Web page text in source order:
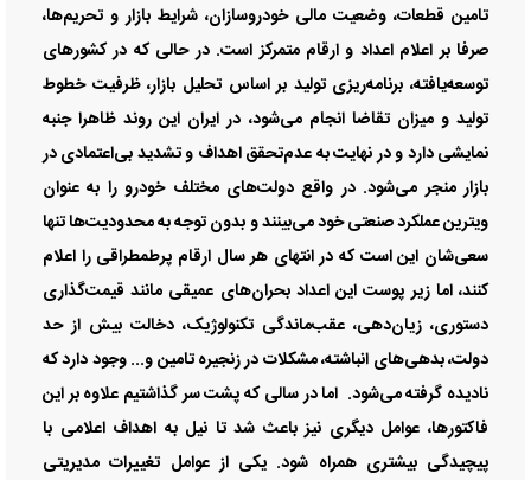
تامین قطعات، وضعیت مالی خودروسازان، شرایط بازار و تحریم‌‌‌ها،
صرفا بر اعلام اعداد و ارقام متمرکز است. در حالی که در کشورهای
توسعه‌‌‌یافته، برنامه‌‌‌ریزی تولید بر اساس تحلیل بازار، ظرفیت خطوط
تولید و میزان تقاضا انجام می‌شود، در ایران این روند ظاهرا جنبه‌‌
نمایشی دارد و در نهایت به عدم‌تحقق اهداف و تشدید بی‌‌‌اعتمادی در
بازار منجر می‌شود. در واقع دولت‌‌‌های مختلف خودرو را به عنوان
ویترین عملکرد صنعتی خود می‌‌‌بینند و بدون توجه به محدودیت‌ها تنها
سعی‌شان این است که در انتهای هر سال ارقام پرطمطراقی را اعلام
کنند، اما زیر پوست این اعداد بحران‌های عمیقی مانند قیمت‌گذاری
دستوری، زیان‌‌‌دهی، عقب‌‌‌ماندگی تکنولوژیک، دخالت بیش از حد
دولت، بدهی‌‌‌های انباشته، مشکلات در زنجیره تامین و... وجود دارد که
نادیده گرفته می‌شود. اما در سالی که پشت سر گذاشتیم علاوه بر این
فاکتورها، عوامل دیگری نیز باعث شد تا نیل به اهداف اعلامی با
پیچیدگی بیشتری همراه شود. یکی از عوامل تغییرات مدیریتی